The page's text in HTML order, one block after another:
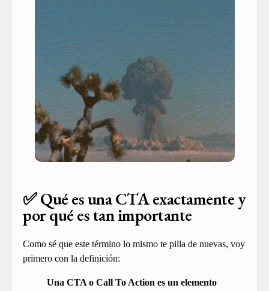
✅ Qué es una CTA exactamente y
por qué es tan importante
Como sé que este término lo mismo te pilla de nuevas, voy
primero con la definición:
Una CTA o Call To Action es un elemento